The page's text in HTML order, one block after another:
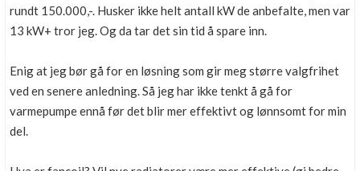
rundt 150.000,-. Husker ikke helt antall kW de anbefalte, men var
13 kW+ tror jeg. Og da tar det sin tid å spare inn.
Enig at jeg bør gå for en løsning som gir meg større valgfrihet
ved en senere anledning. Så jeg har ikke tenkt å gå for
varmepumpe ennå før det blir mer effektivt og lønnsomt for min
del.